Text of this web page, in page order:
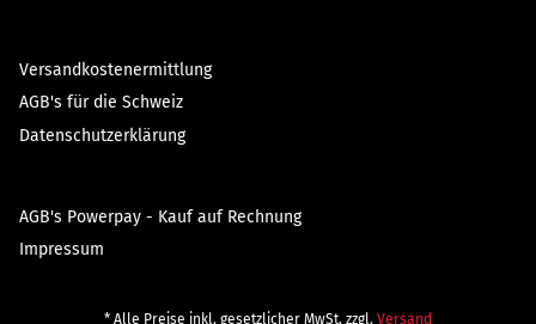
Versandkostenermittlung
AGB's für die Schweiz
Datenschutzerklärung
AGB's Powerpay - Kauf auf Rechnung
Impressum
* Alle Preise inkl. gesetzlicher MwSt, zzgl. Versand